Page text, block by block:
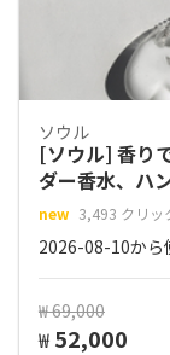
ソウル
[ソウル] 香り
ダー香水、ハ
new 3,493 クリッ
2026-08-10から
₩ 69,000
₩ 52,000